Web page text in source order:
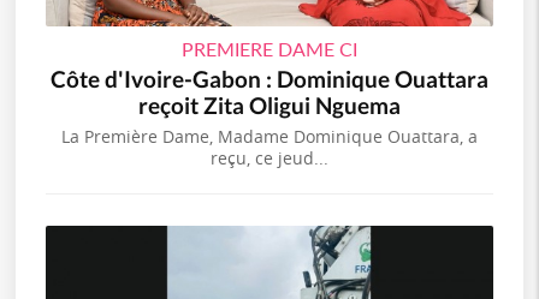
PREMIERE DAME CI
Côte d'Ivoire-Gabon : Dominique Ouattara
reçoit Zita Oligui Nguema
La Première Dame, Madame Dominique Ouattara, a
reçu, ce jeud...